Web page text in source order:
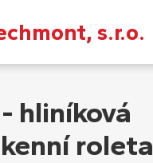
s.r.o.
hliníková
roleta